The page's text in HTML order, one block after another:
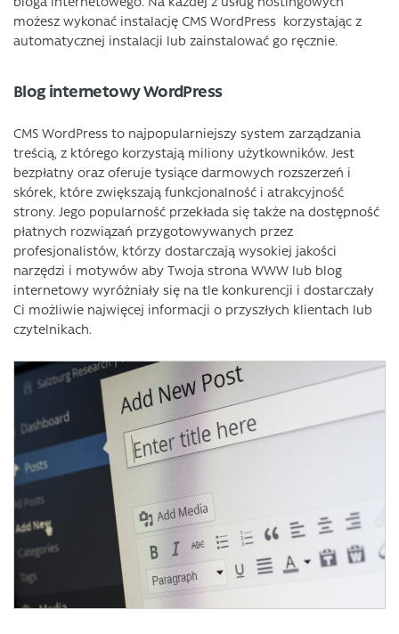
możesz wykonać instalację CMS WordPress korzystając z
automatycznej instalacji lub zainstalować go ręcznie.
Blog internetowy WordPress
CMS WordPress to najpopularniejszy system zarządzania
treścią, z którego korzystają miliony użytkowników. Jest
bezpłatny oraz oferuje tysiące darmowych rozszerzeń i
skórek, które zwiększają funkcjonalność i atrakcyjność
strony. Jego popularność przekłada się także na dostępność
płatnych rozwiązań przygotowywanych przez
profesjonalistów, którzy dostarczają wysokiej jakości
narzędzi i motywów aby Twoja strona WWW lub blog
internetowy wyróżniały się na tle konkurencji i dostarczały
Ci możliwie najwięcej informacji o przyszłych klientach lub
czytelnikach.